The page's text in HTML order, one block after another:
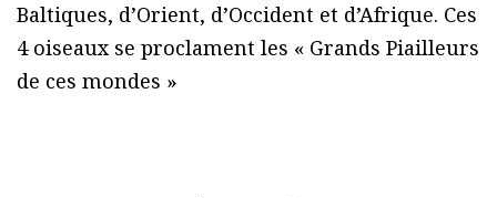
Baltiques, d’Orient, d’Occident et d’Afrique. Ces
4 oiseaux se proclament les « Grands Piailleurs
de ces mondes »